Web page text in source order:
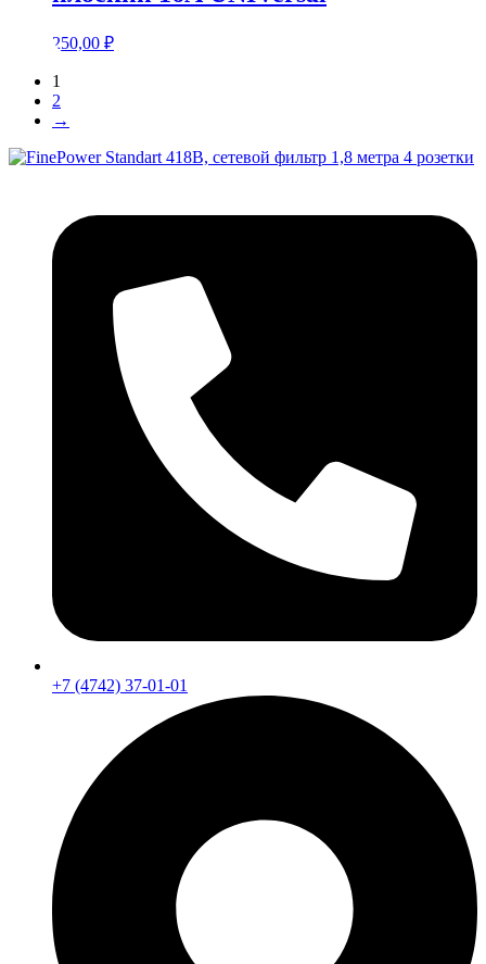
250,00 ₽
1
2
→
+7 (4742) 37-01-01